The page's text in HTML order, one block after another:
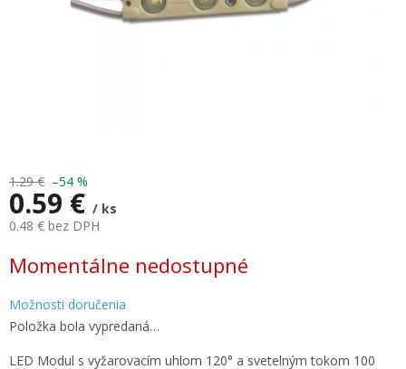
1.29 € –54 %
0.59 € / ks
0.48 € bez DPH
cena:
Momentálne nedostupné
Možnosti doručenia
Položka bola vypredaná…
LED Modul s vyžarovacím uhlom 120° a svetelným tokom 100